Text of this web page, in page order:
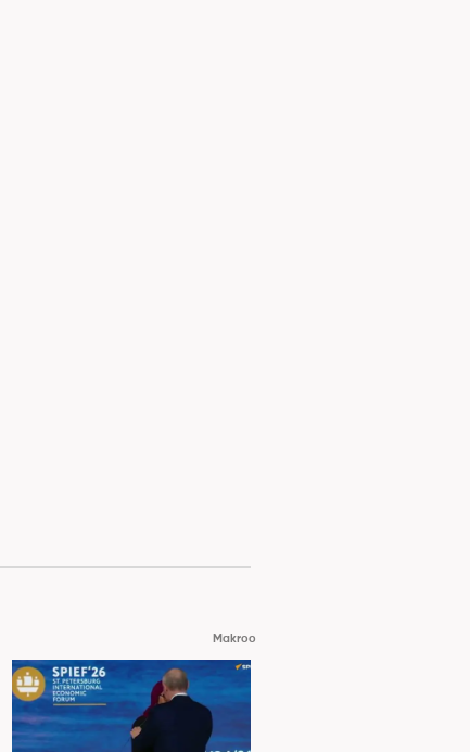
Makroo